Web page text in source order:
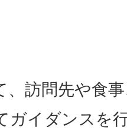
、訪問先や食
ガイダンスを